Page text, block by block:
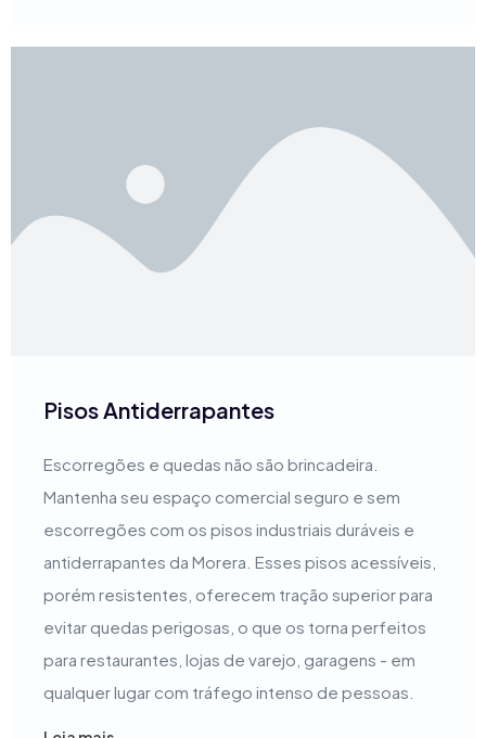
Pisos Antiderrapantes
Escorregões e quedas não são brincadeira.
Mantenha seu espaço comercial seguro e sem
escorregões com os pisos industriais duráveis e
antiderrapantes da Morera. Esses pisos acessíveis,
porém resistentes, oferecem tração superior para
evitar quedas perigosas, o que os torna perfeitos
para restaurantes, lojas de varejo, garagens - em
qualquer lugar com tráfego intenso de pessoas.